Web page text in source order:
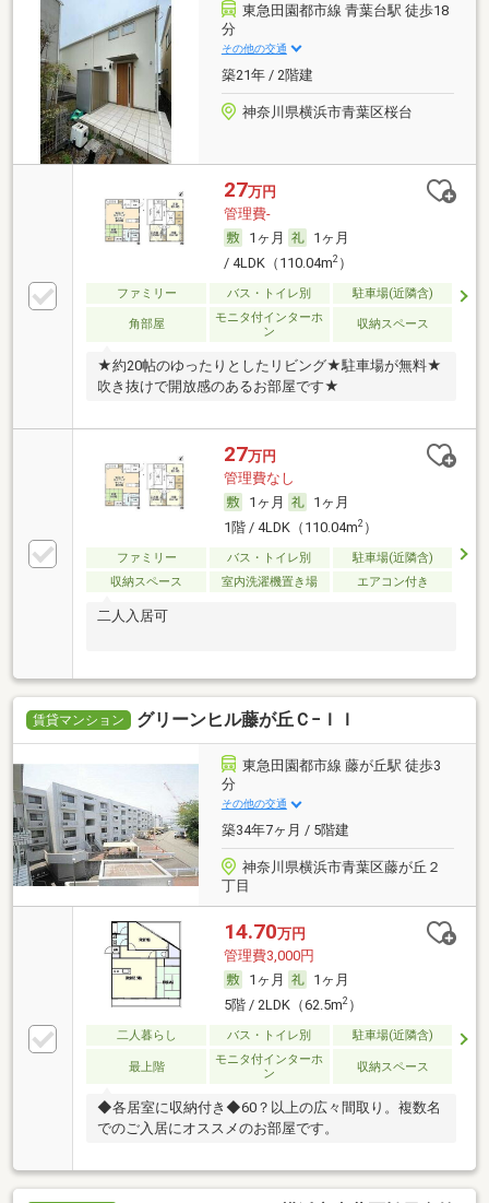
東急田園都市線 青葉台駅 徒歩18
分
その他の交通
築21年 / 2階建
神奈川県横浜市青葉区桜台
27万円
管理費-
1ヶ月
1ヶ月
/ 4LDK（110.04m2）
ファミリー バス・トイレ別 駐車場(近隣含)
角部屋
モニタ付インターホ
ン
収納スペース
★約20帖のゆったりとしたリビング★駐車場が無料★
吹き抜けで開放感のあるお部屋です★
27万円
管理費なし
1ヶ月
1ヶ月
1階 / 4LDK（110.04m2）
ファミリー バス・トイレ別
駐車場(近隣含)
収納スペース
室内洗濯機置き場 エアコン付き
二人入居可
賃貸マンション グリーンヒル藤が丘Ｃ−ＩＩ
東急田園都市線 藤が丘駅 徒歩3
分
その他の交通
築34年7ヶ月 / 5階建
神奈川県横浜市青葉区藤が丘２
丁目
14.70万円
管理費3,000円
1ヶ月
1ヶ月
5階 / 2LDK（62.5m2）
二人暮らし バス・トイレ別 駐車場(近隣含)
最上階
モニタ付インターホ
ン
収納スペース
◆各居室に収納付き◆60？以上の広々間取り。複数名
でのご入居にオススメのお部屋です。